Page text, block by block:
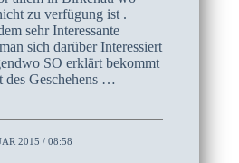
zu verfügung ist .
sehr Interessante
sich darüber Interessiert
SO erklärt bekommt
des Geschehens …
2015 / 08:58